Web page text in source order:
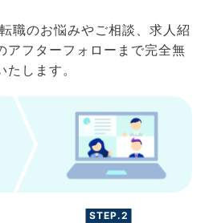
職のお悩みやご相談、求人紹
アフターフォローまで完全無
します。
STEP.2